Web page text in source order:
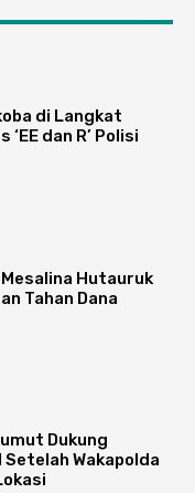
di Langkat
‘EE dan R’ Polisi
Hutauruk
Tahan Dana
Dukung
Wakapolda